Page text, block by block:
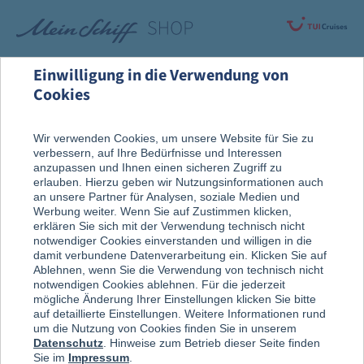
Alle Produkte
Einwilligung in die Verwendung von
Cookies
Wir verwenden Cookies, um unsere Website für Sie zu
verbessern, auf Ihre Bedürfnisse und Interessen
anzupassen und Ihnen einen sicheren Zugriff zu
erlauben. Hierzu geben wir Nutzungsinformationen auch
an unsere Partner für Analysen, soziale Medien und
Werbung weiter. Wenn Sie auf Zustimmen klicken,
erklären Sie sich mit der Verwendung technisch nicht
notwendiger Cookies einverstanden und willigen in die
damit verbundene Datenverarbeitung ein. Klicken Sie auf
Ablehnen, wenn Sie die Verwendung von technisch nicht
notwendigen Cookies ablehnen. Für die jederzeit
mögliche Änderung Ihrer Einstellungen klicken Sie bitte
auf detaillierte Einstellungen. Weitere Informationen rund
um die Nutzung von Cookies finden Sie in unserem
Datenschutz . Hinweise zum Betrieb dieser Seite finden
Sie im Impressum